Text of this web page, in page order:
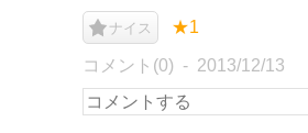
ナイス ★1
コメント(0) 2013/12/13